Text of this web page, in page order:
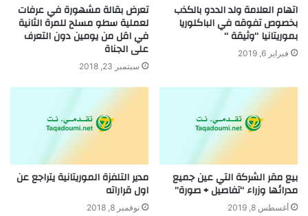
اتهام العلامة ولد الددو بالكذب
بخصوص تفوقه في الباكلوريا
بموريتانيا “وثيقة “
فبراير 6, 2019
تعرض بقالة مشهورة في عرفات
لعملية سطو مسلح للمرة الثانية
في اقل من يومين دون التعرف
على الجناة
سبتمبر 23, 2018
بيع مقر الشركة التي عين جميع
مدرائها وزراء “تفاصيل + صورة”
أغسطس 8, 2019
مدير التلفزة الموريتانية يتراجع عن
اول قراراته
نوفمبر 8, 2018